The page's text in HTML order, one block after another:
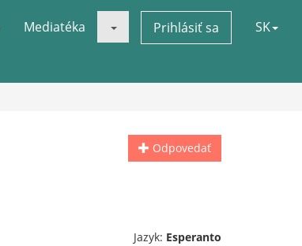
Mediatéka Prihlásiť sa SK
Odpovedať
Jazyk: Esperanto